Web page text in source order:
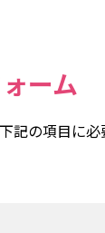
ーム
記の項目に